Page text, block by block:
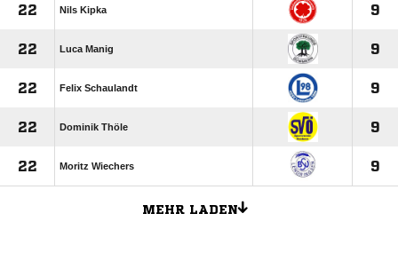
22 Nils Kipka 9
22 Luca Manig 9
22 Felix Schaulandt 9
22 Dominik Thöle 9
22 Moritz Wiechers 9
MEHR LADEN